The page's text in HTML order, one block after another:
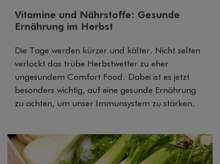
Vitamine und Nährstoffe: Gesunde
Ernährung im Herbst
Die Tage werden kürzer und kälter. Nicht selten
verlockt das trübe Herbstwetter zu eher
ungesundem Comfort Food. Dabei ist es jetzt
besonders wichtig, auf eine gesunde Ernährung
zu achten, um unser Immunsystem zu stärken.